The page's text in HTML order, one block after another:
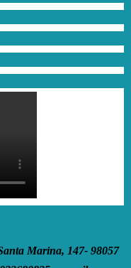
Marina, 147- 98057